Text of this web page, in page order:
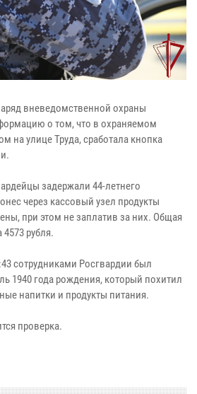
вневедомственной охраны
о том, что в охраняемом
на улице Труда, сработала кнопка
задержали 44-летнего
через кассовый узел продукты
при этом не заплатив за них. Общая
рубля.
сотрудниками Росгвардии был
1940 года рождения, который похитил
напитки и продукты питания.
проверка.